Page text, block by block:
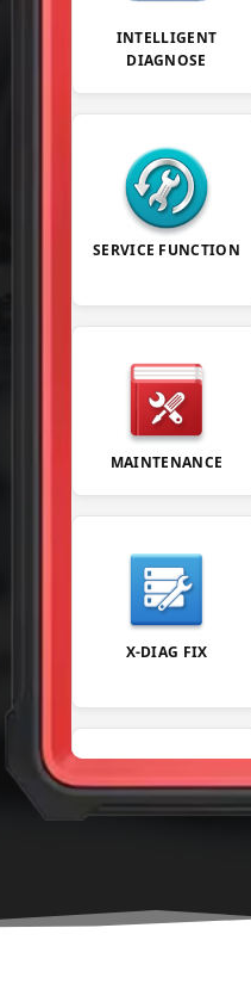
INTELLIGENT
DIAGNOSE
SERVICE FUNCTION
MAINTENANCE
X-DIAG FIX